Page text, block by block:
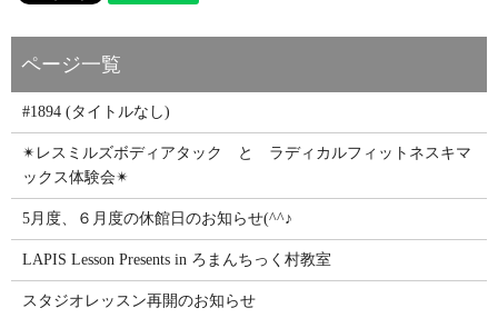
#1894 (タイトルなし)
✴レスミルズボディアタック と ラディカルフィットネスキマ
ックス体験会✴
5月度、６月度の休館日のお知らせ(^^♪
LAPIS Lesson Presents in ろまんちっく村教室
スタジオレッスン再開のお知らせ